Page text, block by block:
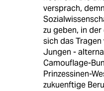
versprach,
zu geben, in
sich das
Jungen -
Camouflage-
Prinzessinen-
zukuenftige